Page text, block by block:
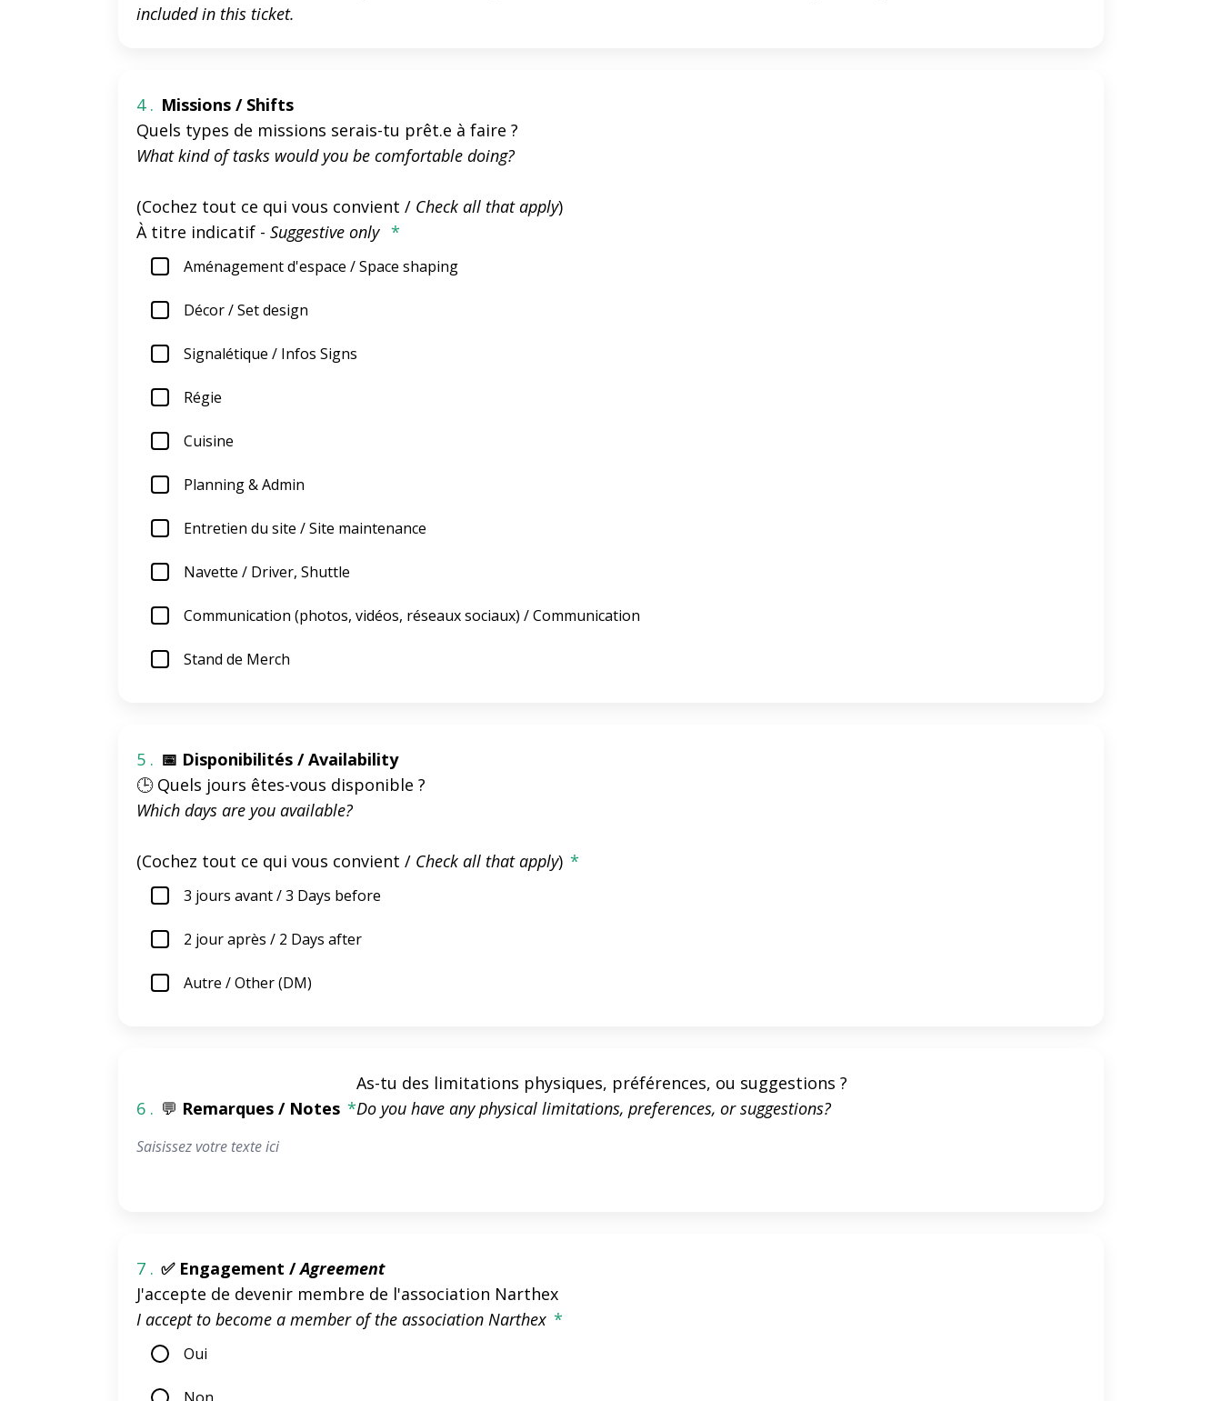
included in this ticket.
4 . Missions / Shifts
Quels types de missions serais-tu prêt.e à faire ?
What kind of tasks would you be comfortable doing?
(Cochez tout ce qui vous convient / Check all that apply)
À titre indicatif - Suggestive only *
Aménagement d'espace / Space shaping
Décor / Set design
Signalétique / Infos Signs
Régie
Cuisine
Planning & Admin
Entretien du site / Site maintenance
Navette / Driver, Shuttle
Communication (photos, vidéos, réseaux sociaux) / Communication
Stand de Merch
5 . 📅 Disponibilités / Availability
🕒 Quels jours êtes-vous disponible ?
Which days are you available?
(Cochez tout ce qui vous convient / Check all that apply) *
3 jours avant / 3 Days before
2 jour après / 2 Days after
Autre / Other (DM)
6 . 💬 Remarques / Notes *
As-tu des limitations physiques, préférences, ou suggestions ?
Do you have any physical limitations, preferences, or suggestions?
7 . ✅ Engagement /Agreement
J'accepte de devenir membre de l'association Narthex
I accept to become a member of the association Narthex *
Oui